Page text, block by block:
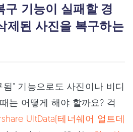
구 기능이 실패할 경
제된 사진을 복구하는
됨" 기능으로도 사진이나 비디
는 어떻게 해야 할까요? 걱
UltData(테너쉐어 얼트데